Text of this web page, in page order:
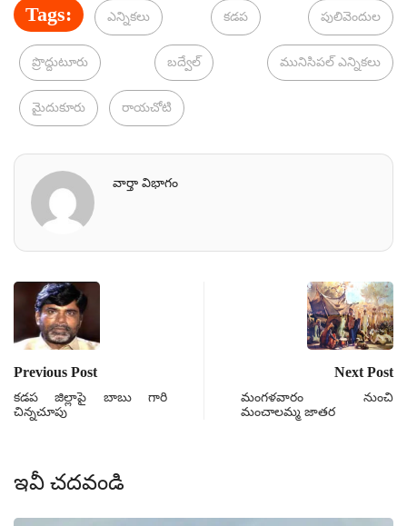
Tags: ఎన్నికలు కడప పులివెందుల
ప్రొద్దుటూరు బద్వేల్ మునిసిపల్ ఎన్నికలు
మైదుకూరు రాయచోటి
వార్తా విభాగం
Previous Post
కడప జిల్లాపై బాబు గారి
చిన్నచూపు
Next Post
మంగళవారం నుంచి
మంచాలమ్మ జాతర
ఇవీ చదవండి